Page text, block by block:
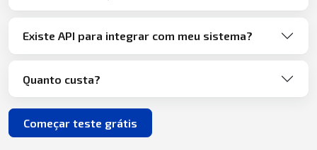
Existe API para integrar com meu sistema?
Quanto custa?
Começar teste grátis